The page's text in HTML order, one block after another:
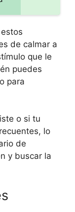
de calmar a
que le
puedes
para
o si tu
lo
de
y buscar la